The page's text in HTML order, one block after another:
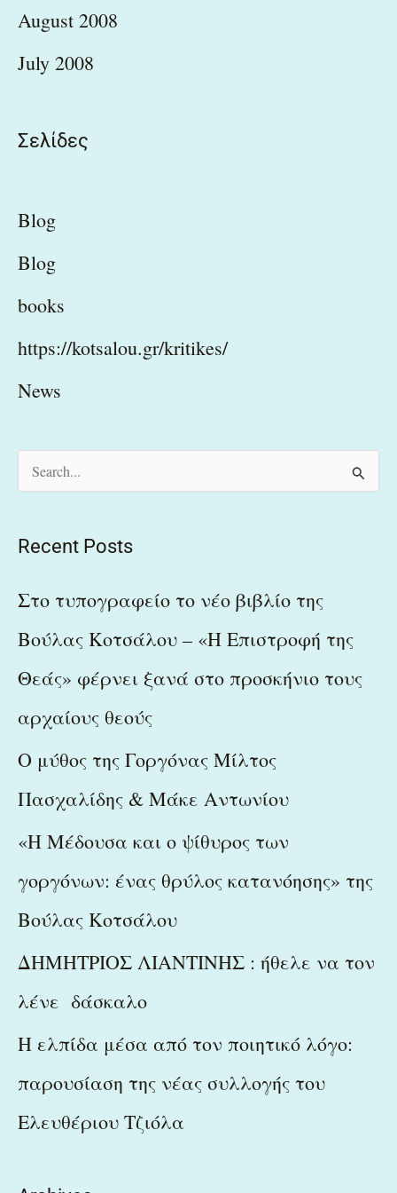
August 2008
July 2008
Σελίδες
Blog
Blog
books
https://kotsalou.gr/kritikes/
News
c
f
o
Recent Posts
Στο τυπογραφείο το νέο βιβλίο της
Βούλας Κοτσάλου – «Η Επιστροφή της
Θεάς» φέρνει ξανά στο προσκήνιο τους
αρχαίους θεούς
Ο μύθος της Γοργόνας Μίλτος
Πασχαλίδης & Μάκε Αντωνίου
«Η Μέδουσα και ο ψίθυρος των
γοργόνων: ένας θρύλος κατανόησης» της
Βούλας Κοτσάλου
ΔΗΜΗΤΡΙΟΣ ΛΙΑΝΤΙΝΗΣ : ήθελε να τον
λένε δάσκαλο
Η ελπίδα μέσα από τον ποιητικό λόγο:
παρουσίαση της νέας συλλογής του
Ελευθέριου Τζιόλα